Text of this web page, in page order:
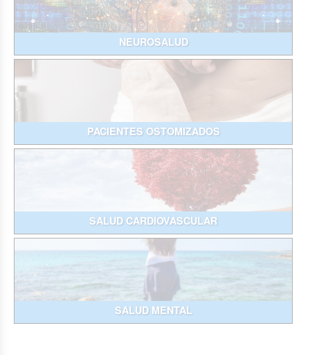
NEUROSALUD
PACIENTES OSTOMIZADOS
SALUD CARDIOVASCULAR
SALUD MENTAL